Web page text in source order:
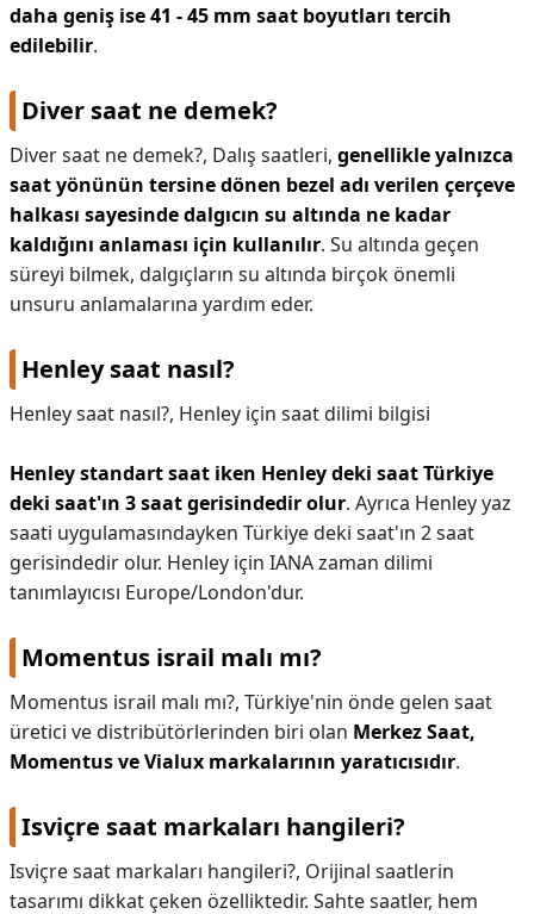
daha geniş ise 41 - 45 mm saat boyutları tercih
edilebilir.
Diver saat ne demek?
Diver saat ne demek?, Dalış saatleri, genellikle yalnızca
saat yönünün tersine dönen bezel adı verilen çerçeve
halkası sayesinde dalgıcın su altında ne kadar
kaldığını anlaması için kullanılır. Su altında geçen
süreyi bilmek, dalgıçların su altında birçok önemli
unsuru anlamalarına yardım eder.
Henley saat nasıl?
Henley saat nasıl?, Henley için saat dilimi bilgisi
Henley standart saat iken Henley deki saat Türkiye
deki saat'ın 3 saat gerisindedir olur. Ayrıca Henley yaz
saati uygulamasındayken Türkiye deki saat'ın 2 saat
gerisindedir olur. Henley için IANA zaman dilimi
tanımlayıcısı Europe/London'dur.
Momentus israil malı mı?
Momentus israil malı mı?, Türkiye'nin önde gelen saat
üretici ve distribütörlerinden biri olan Merkez Saat,
Momentus ve Vialux markalarının yaratıcısıdır.
Isviçre saat markaları hangileri?
Isviçre saat markaları hangileri?, Orijinal saatlerin
tasarımı dikkat çeken özelliktedir. Sahte saatler, hem